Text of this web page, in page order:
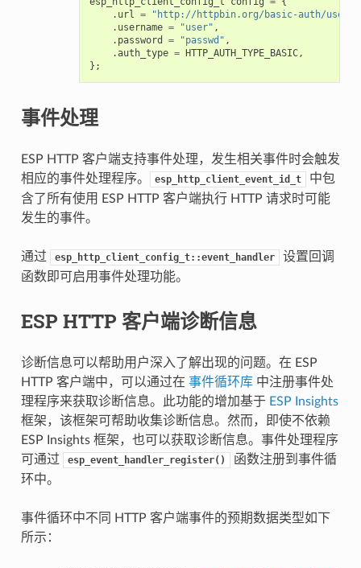
. url =
"http://httpbin.org/basic-auth/user/
. username = "user" ,
. password = "passwd" ,
.auth_type = HTTP_AUTH_TYPE_BASIC,
};
事件处理
ESP HTTP 客户端支持事件处理，发生相关事件时会触发
相应的事件处理程序。
esp_http_client_event_id_t
中包
含了所有使用 ESP HTTP 客户端执行 HTTP 请求时可能
发生的事件。
通过 esp_http_client_config_t::event_handler
设置回调
函数即可启用事件处理功能。
ESP HTTP 客户端诊断信息
诊断信息可以帮助用户深入了解出现的问题。在 ESP
HTTP 客户端中，可以通过在 事件循环库中注册事件处
理程序来获取诊断信息。此功能的增加基于 ESP Insights
框架，该框架可帮助收集诊断信息。然而，即使不依赖
ESP Insights 框架，也可以获取诊断信息。事件处理程序
可通过
esp_event_handler_register()
函数注册到事件循
环中。
事件循环中不同 HTTP 客户端事件的预期数据类型如下
所示：